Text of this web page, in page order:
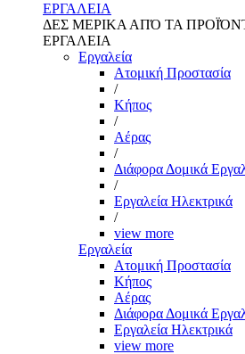
ΕΡΓΑΛΕΙΑ
ΔΕΣ ΜΕΡΙΚΑ ΑΠΌ ΤΑ
ΕΡΓΑΛΕΙΑ
Εργαλεία
Aτομική Προστασία
/
Kήπος
/
Αέρας
/
Διάφορα Δομικά
/
Εργαλεία Ηλεκτρικά
/
view more
Εργαλεία
Aτομική Προστασία
Kήπος
Αέρας
Διάφορα Δομικά
Εργαλεία Ηλεκτρικά
view more